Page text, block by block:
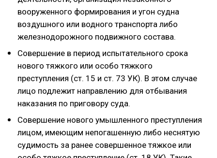
вооруженного формирования и угон судна
воздушного или водного транспорта либо
железнодорожного подвижного состава.
Совершение в период испытательного срока
нового тяжкого или особо тяжкого
преступления (ст. 15 и ст. 73 УК). В этом случае
лицо подлежит направлению для отбывания
наказания по приговору суда.
Совершение нового умышленного преступления
лицом, имеющим непогашенную либо неснятую
судимость за ранее совершенное тяжкое или